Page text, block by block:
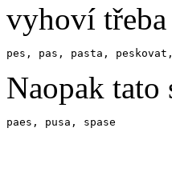
vyhoví
pes, pas, pasta,
Naopak
paes, pusa, spase